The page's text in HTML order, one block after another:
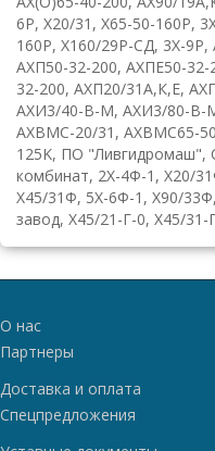
6P, Х20/31 , Х65-50-160Р, 3
160Р, Х160/29Р-СД, 3X-9P,
АХП50-32-200, АХПЕ50-32-
32-200, АХП20/31А,К,Е,
АХИ3/40-В-М, АХИ3/80-В-
AXBMC-20/31 , AXBMC65-
125K, ПО "Ливгидромаш",
комбинат, 2Х-4Ф-1 , Х20/
Х45/31Ф, 5Х-6Ф-1 , Х90/33Ф,
завод, Х45/21-Г-0, Х45/31-
О нас
Партнеры
Доставка и оплата
Спецпредложения